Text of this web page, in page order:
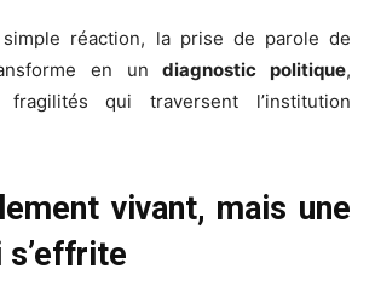
simple réaction, la prise de parole de
en undiagnostic politique,
qui traversent l’institution
vivant, mais une
s’effrite